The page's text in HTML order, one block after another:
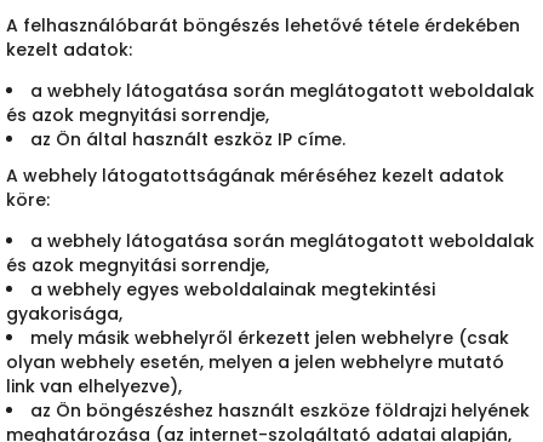
A felhasználóbarát böngészés lehetővé tétele érdekében
kezelt adatok:
a webhely látogatása során meglátogatott weboldalak
és azok megnyitási sorrendje,
az Ön által használt eszköz IP címe.
A webhely látogatottságának méréséhez kezelt adatok
köre:
a webhely látogatása során meglátogatott weboldalak
és azok megnyitási sorrendje,
a webhely egyes weboldalainak megtekintési
gyakorisága,
mely másik webhelyről érkezett jelen webhelyre (csak
olyan webhely esetén, melyen a jelen webhelyre mutató
link van elhelyezve),
az Ön böngészéshez használt eszköze földrajzi helyének
meghatározása (az internet-szolgáltató adatai alapján,